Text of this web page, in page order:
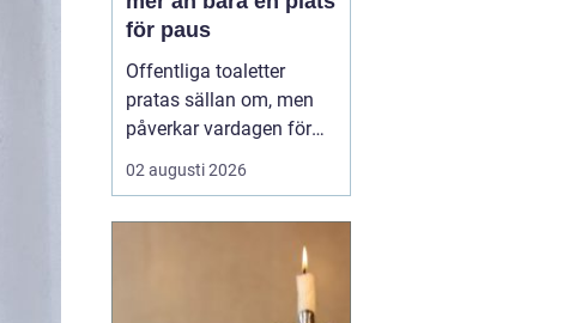
för paus
Offentliga toaletter
pratas sällan om, men
påverkar vardagen för
nästan alla. När en stad,
park eller reseknut
02 augusti 2026